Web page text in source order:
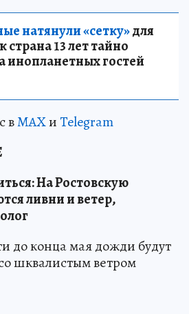
натянули «сетку»для
13 лет тайно
инопланетных гостей
вMAXиTelegram
На Ростовскую
ливни и ветер,
до конца мая дожди будут
шквалистым ветром